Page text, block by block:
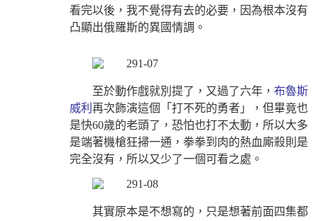
看完以後，我不覺得有去的必要，因為根本沒有
凸顯出俄羅斯的異國情調。
至於動作戲就別提了，又過了六年， 布魯斯
威利 再次飾演這個「打不死的勇者」，但畢竟也
是快60歲的老頭了，恐怕也打不太動，所以大多
是端著機槍狂掃一通，拳拳到肉的熱血廝殺則是
完全沒有，所以又少了一個可看之處。
其實原本是不想寫的，只是想著前面四集都